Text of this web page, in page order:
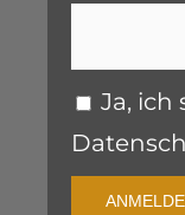
Ja, ich